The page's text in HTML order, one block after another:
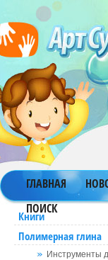
ГЛАВНАЯ
ПОИСК
Книги
Полимерная глина
Инструменты